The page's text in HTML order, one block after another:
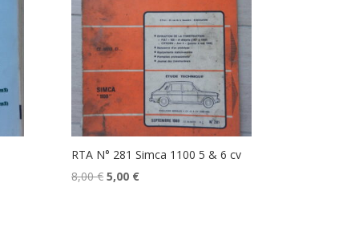
RTA N° 281 Simca 1100 5 & 6 cv
8,00€ Le
5,00 €Le